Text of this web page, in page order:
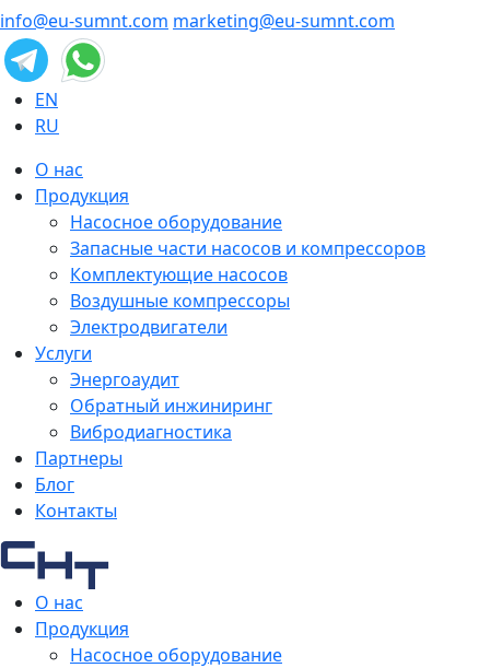
info@eu-sumnt.com marketing@eu-sumnt.com
EN
RU
О нас
Продукция
Насосное оборудование
Запасные части насосов и компрессоров
Комплектующие насосов
Воздушные компрессоры
Электродвигатели
Услуги
Энергоаудит
Обратный инжиниринг
Вибродиагностика
Партнеры
Блог
Контакты
О нас
Продукция
Насосное оборудование